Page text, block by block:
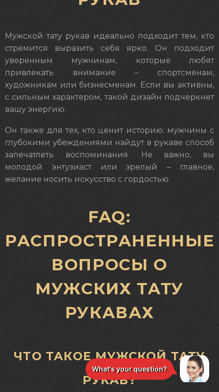
Мужской тату рукав идеально подходит тем, кто
стремится выразить себя ярко. Он подходит
уверенным мужчинам, которые любят
привлекать внимание – спортсменам,
художникам или бизнесменам. Если вы активны,
с сильным характером, такой дизайн подчеркнет
вашу энергию.
Он также для тех, кто ценит историю: мужчины с
глубокими убеждениями найдут в рукаве способ
запечатлеть воспоминания. Не важно, вы
молодой энтузиаст или зрелый – главное,
желание носить искусство с гордостью.
FAQ:
РАСПРОСТРАНЕННЫЕ
ВОПРОСЫ О
МУЖСКИХ ТАТУ
РУКАВАХ
ЧТО ТАКОЕ МУЖСКОЙ ТАТУ
РУКАВ?